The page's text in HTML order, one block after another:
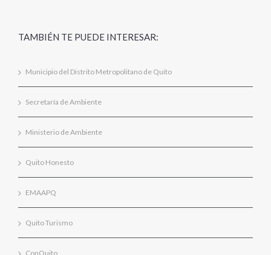
TAMBIÉN TE PUEDE INTERESAR:
Municipio del Distrito Metropolitano de Quito
Secretaría de Ambiente
Ministerio de Ambiente
Quito Honesto
EMAAPQ
Quito Turismo
ConQuito